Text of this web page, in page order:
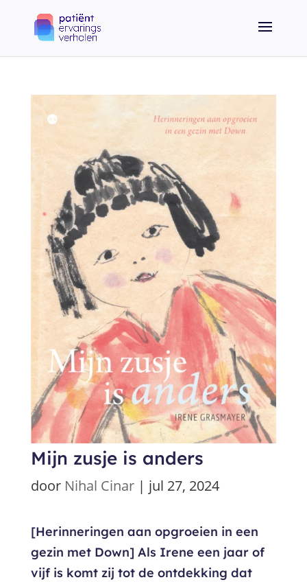
Mijn zusje is anders
door Nihal Cinar| jul 27, 2024
[Herinneringen aan opgroeien in een
gezin met Down] Als Irene een jaar of
vijf is komt zij tot de ontdekking dat